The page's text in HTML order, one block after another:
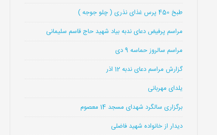
طبخ 450 پرس غذای نذری ( چلو جوجه )
مراسم پرفیض دعای ندبه بیاد شهید حاج قاسم سلیمانی
مراسم سالروز حماسه 9 دی
گزارش مراسم دعای ندبه 12 اذر
یلدای مهربانی
برگزاری سالگرد شهدای مسجد 14 معصوم
دیدار از خانواده شهید فاضلی